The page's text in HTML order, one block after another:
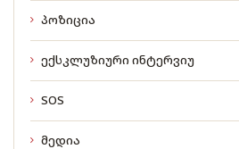
პოზიცია
ექსკლუზიური ინტერვიუ
SOS
მედია